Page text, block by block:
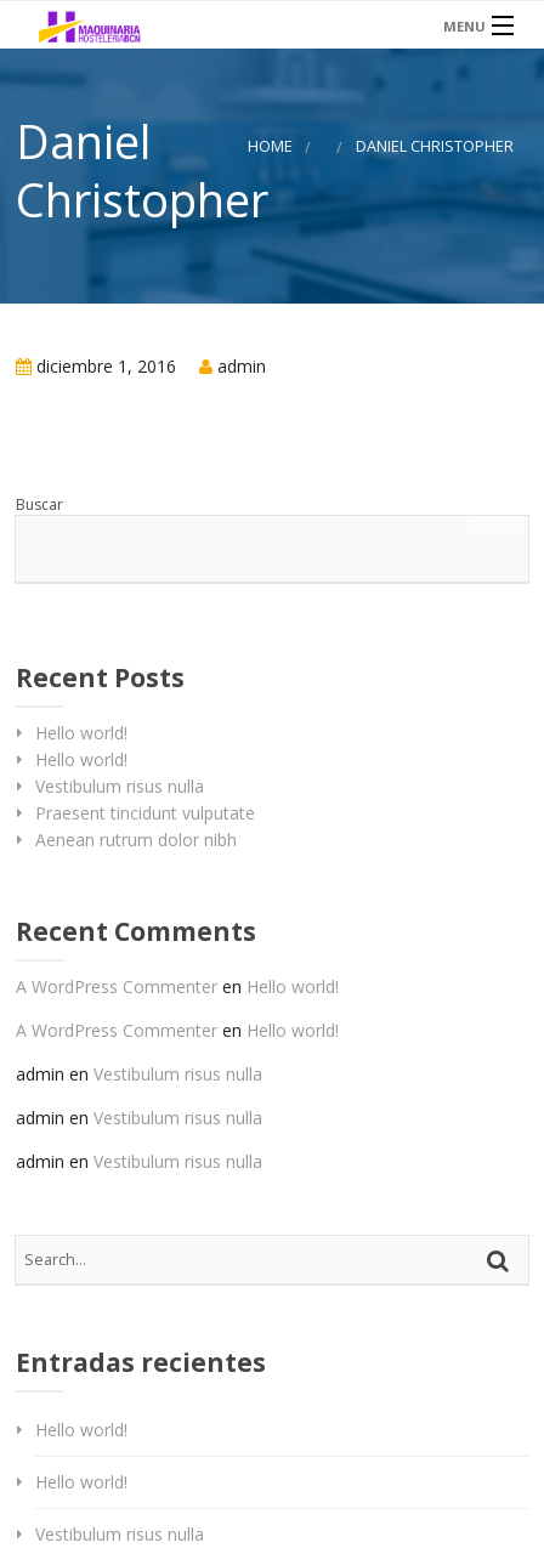
MENU
INICIO
SERVICIOS
SOBRE NOSOTROS
HOSTELERÍA
CONTACTO
HOME DANIEL CHRISTOPHER
Daniel
Christopher
diciembre 1, 2016 admin
Buscar
BUSCAR
Recent Posts
Hello world!
Hello world!
Vestibulum risus nulla
Praesent tincidunt vulputate
Aenean rutrum dolor nibh
Recent Comments
A WordPress Commenter en Hello world!
A WordPress Commenter en Hello world!
admin enVestibulum risus nulla
admin enVestibulum risus nulla
admin enVestibulum risus nulla
Entradas recientes
Hello world!
Hello world!
Vestibulum risus nulla